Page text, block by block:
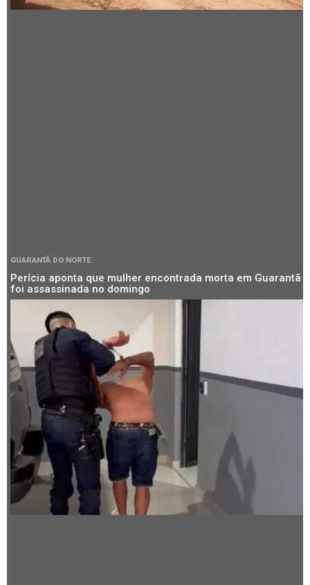
GUARANTÃ DO NORTE
Perícia aponta que mulher encontrada morta em Guarantã
foi assassinada no domingo